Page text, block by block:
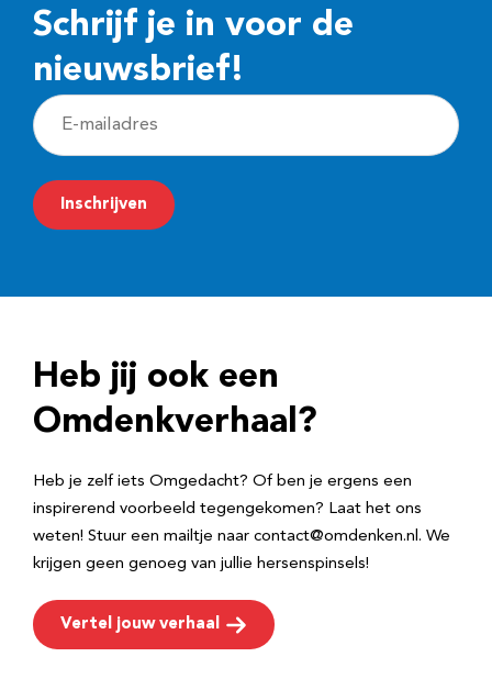
Schrijf je in voor de
nieuwsbrief!
E
-
m
a
r
e
Inschrijven
Heb jij ook een
Omdenkverhaal?
Heb je zelf iets Omgedacht? Of ben je ergens een
inspirerend voorbeeld tegengekomen? Laat het ons
weten! Stuur een mailtje naar contact@omdenken.nl. We
krijgen geen genoeg van jullie hersenspinsels!
Vertel jouw verhaal